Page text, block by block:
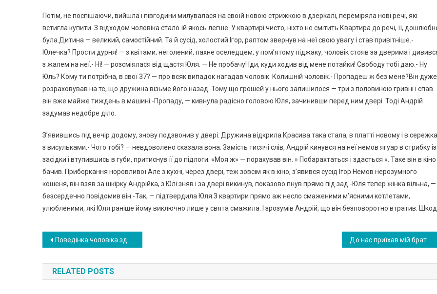
Потім, не поспішаючи, вийшла і півгодини милувалася на своїй новою стрижкою в дзеркалі, переміряла нові речі, які
встигла купити. З відходом чоловіка стало їй якось легше. У квартирі чисто, ніхто не смітить.Квартира до речі, її,
була.Дитина — великий, самостійний. Та й сусід, холостий Ігор, раптом звернув на неї свою увагу і став привітніше.-
Юлечка? Прости дурня! — з квітами, неголений, пахне оселедцем, у пом’ятому піджаку, чоловік стояв за дверима і
з жалем на неї.- Ні! — розсміялася від щастя Юля. — Не пробачу! Іди, куди ходив від мене потайки! Свободу тобі даю.- Ну
Юль? Кому ти потрібна, в свої 37? — про всяк випадок нагадав чоловік. Колишній чоловік.- Пропадеш ж без мене?Він дуже
розраховував на те, що дружина візьме його назад. Тому що грошей у нього залишилося — три з половиною гривні і спав
він вже майже тиждень в машині.-Пропаду, — кивнула радісно головою Юля, зачинивши перед ним двері. Тоді Андрій
задумав недобре діло.
З’явившись під вечір додому, знову подзвонив у двері. Дружина відкрила.Красива така стала, в платті новому і в
з висульками.- Чого тобі? — невдоволено сказала вона. Замість тисячі слів, Андрій кинувся на неї немов ягуар в стрибку із
засідки і втупившись в губи, притиснув її до підлоги. «Моя ж» — порахував він. » Побарахтаться і здасться «. Таке він в кіно
бачив. Приборкання норовливої.Але з кухні, через двері, теж зовсім як в кіно, з’явився сусід Ігор.Немов нерозумного
кошеня, він взяв за шкірку Андрійка, з Юлі зняв і за двері викинув, показово пнув прямо під зад.-Юля тепер жінка вільна, —
безсердечно повідомив він.-Так, — підтвердила Юля.З квартири прямо аж несло смаженими м’ясними котлетами,
улюбленими, які Юля раніше йому виключно лише у свята смажила. І зрозумів Андрій, що він безповоротно втратив.
Навигация
по
записям
Поведінка чоловіка здалася мені підозрілою і я вирішила перевірити, в чому ж справа
RELATED POSTS